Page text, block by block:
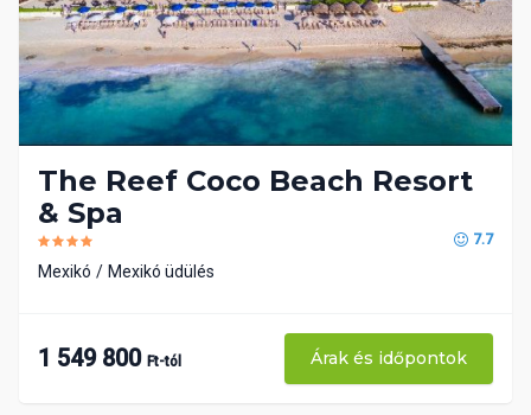
The Reef Coco Beach Resort
& Spa
7.7
Mexikó Mexikó üdülés
1 549 800 Ft-tól Árak és időpontok